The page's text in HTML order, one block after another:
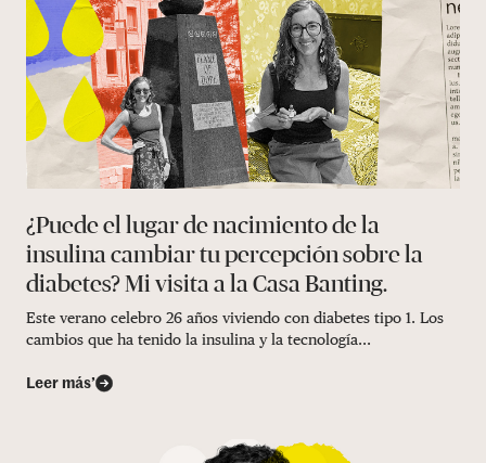
¿Puede el lugar de nacimiento de la
insulina cambiar tu percepción sobre la
diabetes? Mi visita a la Casa Banting.
Este verano celebro 26 años viviendo con diabetes tipo 1. Los
cambios que ha tenido la insulina y la tecnología...
Leer más’